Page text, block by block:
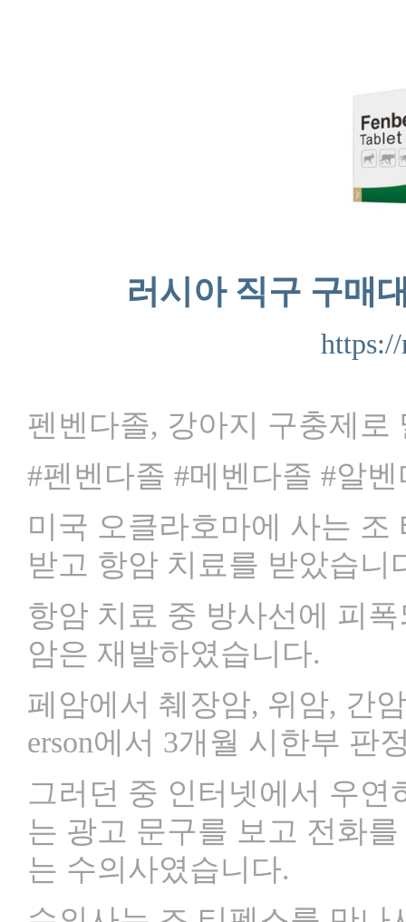
러시아 직구 구매
펜벤다졸, 강아지 구충제로
#펜벤다졸 #메벤다졸 #알
미국 오클라호마에 사는 조
받고 항암 치료를 받았습니
항암 치료 중 방사선에 피
암은 재발하였습니다.
페암에서 췌장암, 위암, 간
erson에서 3개월 시한부 판
그러던 중 인터넷에서 우
는 광고 문구를 보고 전화
는 수의사였습니다.